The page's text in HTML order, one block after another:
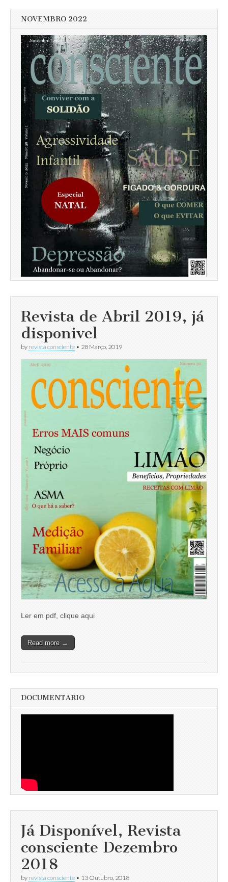
NOVEMBRO 2022
Revista de Abril 2019, já
disponivel
by revista consciente • 28 Março, 2019
Ler em pdf, clique aqui
Read more →
DOCUMENTARIO
Já Disponível, Revista
consciente Dezembro
2018
by revista consciente • 13 Outubro, 2018